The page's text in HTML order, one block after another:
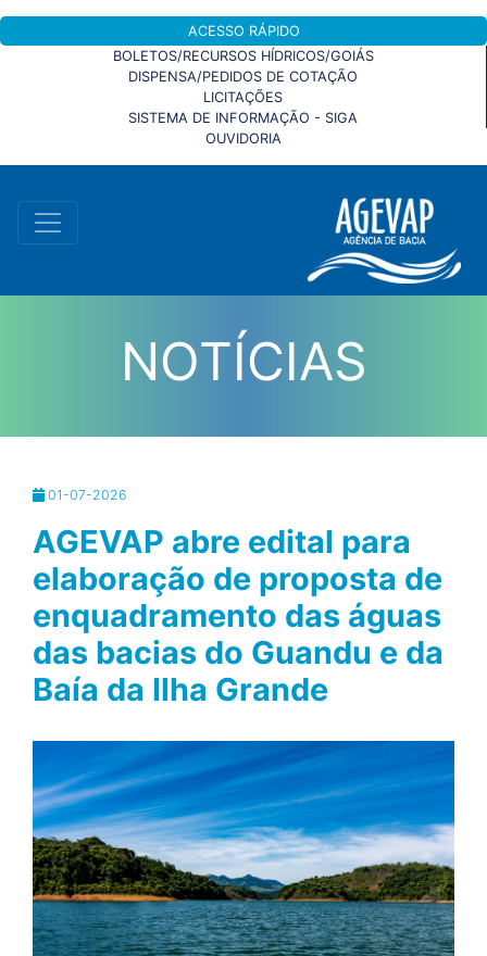
ACESSO RÁPIDO
BOLETOS/RECURSOS HÍDRICOS/GOIÁS
DISPENSA/PEDIDOS DE COTAÇÃO
LICITAÇÕES
SISTEMA DE INFORMAÇÃO - SIGA
OUVIDORIA
NOTÍCIAS
01-07-2026
AGEVAP abre edital para
elaboração de proposta de
enquadramento das águas
das bacias do Guandu e da
Baía da Ilha Grande